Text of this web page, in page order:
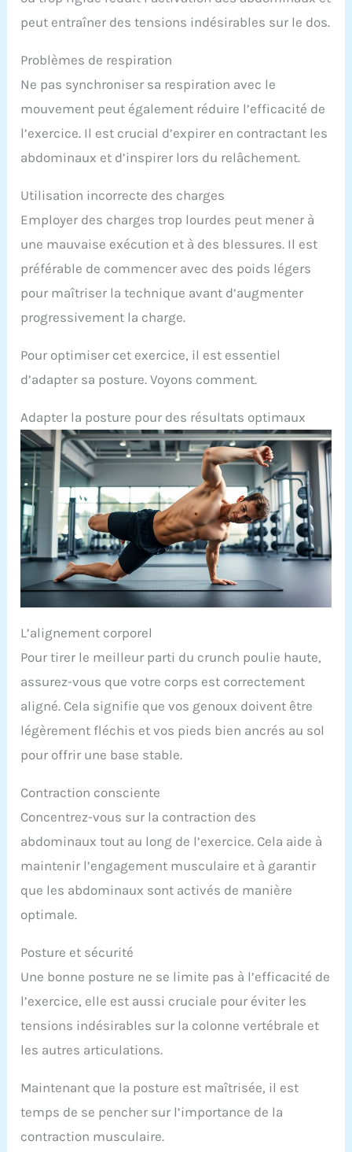
peut entraîner des tensions indésirables sur le dos.
Problèmes de respiration
Ne pas synchroniser sa respiration avec le
mouvement peut également réduire l’efficacité de
l’exercice. Il est crucial d’expirer en contractant les
abdominaux et d’inspirer lors du relâchement.
Utilisation incorrecte des charges
Employer des charges trop lourdes peut mener à
une mauvaise exécution et à des blessures. Il est
préférable de commencer avec des poids légers
pour maîtriser la technique avant d’augmenter
progressivement la charge.
Pour optimiser cet exercice, il est essentiel
d’adapter sa posture. Voyons comment.
Adapter la posture pour des résultats optimaux
L’alignement corporel
Pour tirer le meilleur parti du crunch poulie haute,
assurez-vous que votre corps est correctement
aligné. Cela signifie que vos genoux doivent être
légèrement fléchis et vos pieds bien ancrés au sol
pour offrir une base stable.
Contraction consciente
Concentrez-vous sur la contraction des
abdominaux tout au long de l’exercice. Cela aide à
maintenir l’engagement musculaire et à garantir
que les abdominaux sont activés de manière
optimale.
Posture et sécurité
Une bonne posture ne se limite pas à l’efficacité de
l’exercice, elle est aussi cruciale pour éviter les
tensions indésirables sur la colonne vertébrale et
les autres articulations.
Maintenant que la posture est maîtrisée, il est
temps de se pencher sur l’importance de la
contraction musculaire.